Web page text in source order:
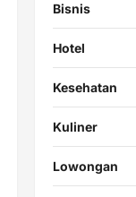
Bisnis
Hotel
Kesehatan
Kuliner
Lowongan